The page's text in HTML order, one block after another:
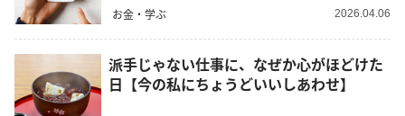
お金・学ぶ 2026.04.06
派手じゃない仕事に、なぜか心がほどけた
日【今の私にちょうどいいしあわせ】